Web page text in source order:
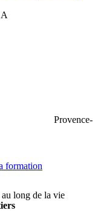
Provence-
formation
long de la vie